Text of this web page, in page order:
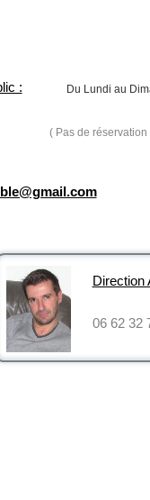
: Du Lundi au
( Pas de
Direction
06 62 32